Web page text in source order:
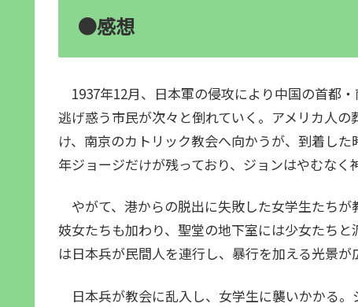
●感想
1937年12月、日本軍の侵攻により中国の首都
逃げ惑う市民が次々と倒れていく。アメリカ人
け、南京のカトリック教会へ向かうが、到着し
年ジョージだけが残っており、ジョンはやむなく
やがて、港からの脱出に失敗した女学生たち
妓女たちも加わり、聖堂の地下室には少女たち
は日本兵が民間人を連行し、暴行を加える光景が
日本兵が教会に乱入し、女学生に襲いかかる